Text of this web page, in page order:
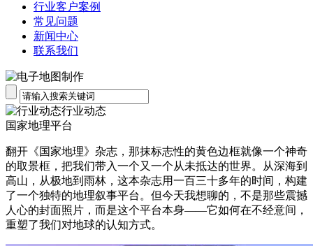
行业客户案例
常见问题
新闻中心
联系我们
行业动态
国家地理平台
翻开《国家地理》杂志，那抹标志性的黄色边框就像一个神奇
的取景框，把我们带入一个又一个从未抵达的世界。从深海到
高山，从极地到雨林，这本杂志用一百三十多年的时间，构建
了一个独特的地理叙事平台。但今天我想聊的，不是那些震撼
人心的封面照片，而是这个平台本身——它如何在不经意间，
重塑了我们对地球的认知方式。